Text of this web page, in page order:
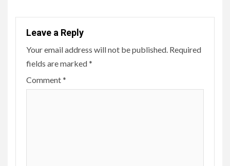
Leave a Reply
Your email address will not be published. Required
fields are marked*
Comment*